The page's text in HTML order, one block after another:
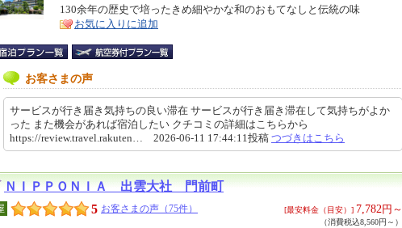
リ
ア
特
徴
130余年の歴史で培ったきめ細やかな和のおもてなしと伝統の味
お気に入りに追加
お客さまの声
サービスが行き届き気持ちの良い滞在 サービスが行き届き滞在して気持ちがよか
った また機会があれば宿泊したい クチコミの詳細はこちらから
https://review.travel.rakuten… 2026-06-11 17:44:11投稿 つづきはこちら
ＮＩＰＰＯＮＩＡ 出雲大社 門前町
5 お客さまの声（75件） [最安料金（目安）] 7,782 円～
（消費税込8,560円～）